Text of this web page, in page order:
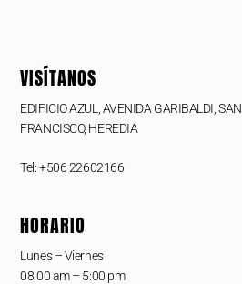
VISÍTANOS
EDIFICIO AZUL, AVENIDA GARIBALDI, SAN
FRANCISCO, HEREDIA
Tel: +506 22602166
HORARIO
Lunes – Viernes
08:00 am – 5:00 pm